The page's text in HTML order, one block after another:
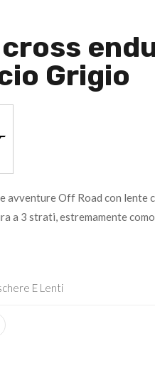
Grigio
avventure Off Road con lente
a 3 strati, estremamente
E Lenti